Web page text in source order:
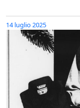
14 luglio 2025